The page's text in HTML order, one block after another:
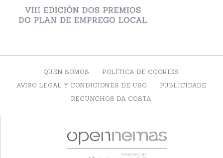
QUEN SOMOS
POLÍTICA DE COOKIES
AVISO LEGAL Y CONDICIONES DE USO
PUBLICIDADE
RECUNCHOS DA COSTA